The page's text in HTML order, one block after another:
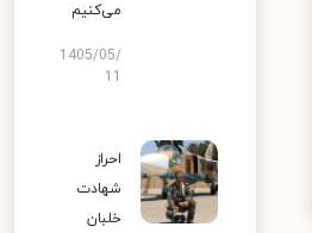
می‌کنیم
1405/05/
احراز
شهادت
خلبان